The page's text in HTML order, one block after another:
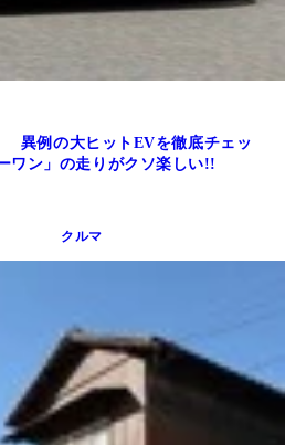
異例の大ヒットEVを徹底チェッ
ン」の走りがクソ楽しい!!
クルマ